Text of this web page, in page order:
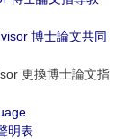
博士論文共同
更換博士論文指
age
明表